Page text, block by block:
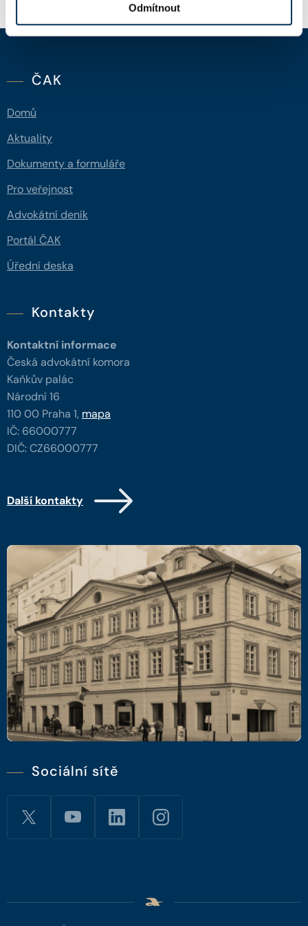
Odmítnout
ČAK
Domů
Aktuality
Dokumenty a formuláře
Pro veřejnost
Advokátní deník
Portál ČAK
Úřední deska
Kontakty
Kontaktní informace
Česká advokátní komora
Kaňkův palác
Národní 16
110 00 Praha 1, mapa
IČ: 66000777
DIČ: CZ66000777
Další kontakty
Sociální sítě